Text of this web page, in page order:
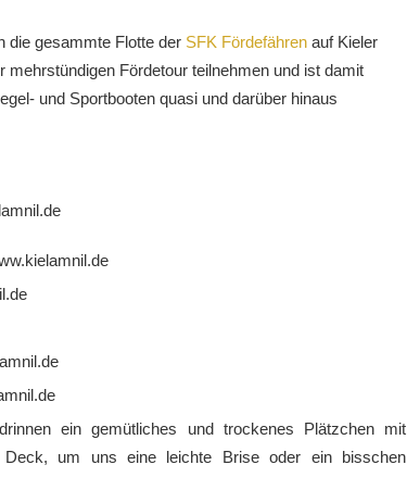
die gesammte Flotte der SFK Fördefähren auf Kieler
Fördetour teilnehmen und ist damit
und Sportbooten quasi und darüber hinaus
ein gemütliches und trockenes Plätzchen mit
um uns eine leichte Brise oder ein bisschen